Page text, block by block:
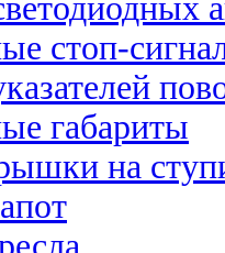
стоп-
габариты
на